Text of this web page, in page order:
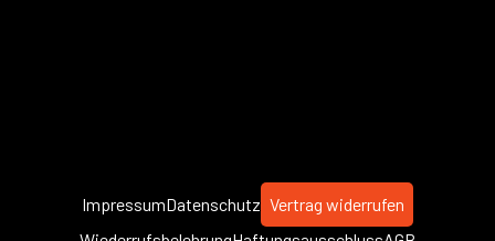
ImpressumDatenschutz Vertrag widerrufen